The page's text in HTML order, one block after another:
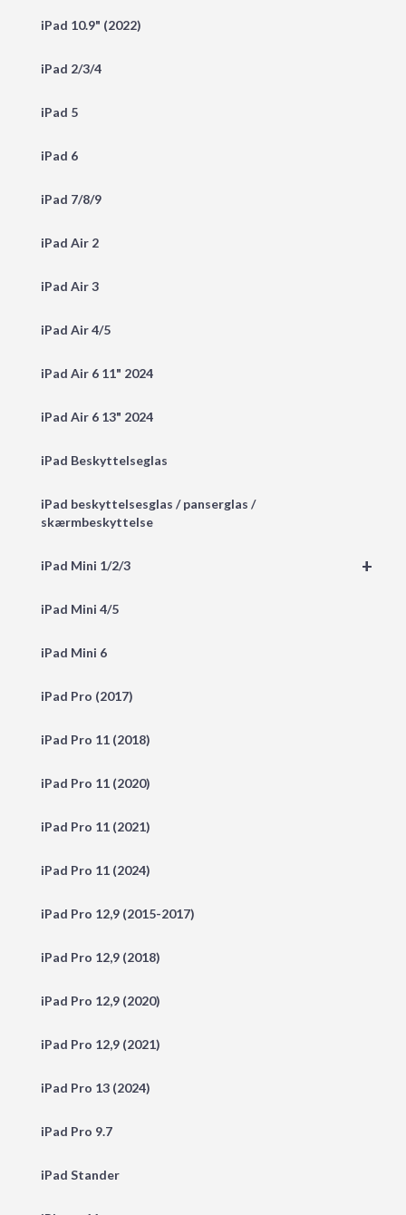
iPad 10.9" (2022)
iPad 2/3/4
iPad 5
iPad 6
iPad 7/8/9
iPad Air 2
iPad Air 3
iPad Air 4/5
iPad Air 6 11" 2024
iPad Air 6 13" 2024
iPad Beskyttelseglas
iPad beskyttelsesglas / panserglas /
skærmbeskyttelse
+
iPad Mini 1/2/3
iPad Mini 4/5
iPad Mini 6
iPad Pro (2017)
iPad Pro 11 (2018)
iPad Pro 11 (2020)
iPad Pro 11 (2021)
iPad Pro 11 (2024)
iPad Pro 12,9 (2015-2017)
iPad Pro 12,9 (2018)
iPad Pro 12,9 (2020)
iPad Pro 12,9 (2021)
iPad Pro 13 (2024)
iPad Pro 9.7
iPad Stander